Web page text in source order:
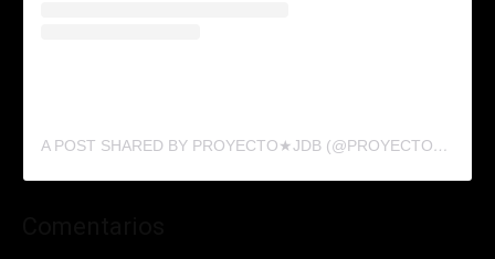
A POST SHARED BY PROYECTO★JDB (@PROYECTOJDB)